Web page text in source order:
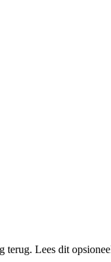
terug. Lees dit